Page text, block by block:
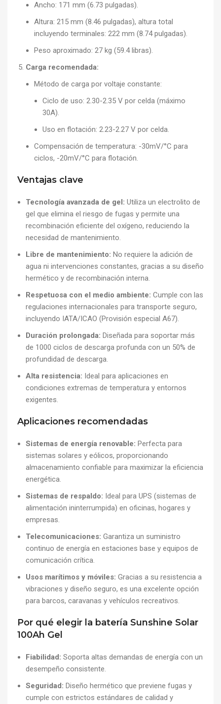
Ancho: 171 mm (6.73 pulgadas).
Altura: 215 mm (8.46 pulgadas), altura total
incluyendo terminales: 222 mm (8.74 pulgadas).
Peso aproximado: 27 kg (59.4 libras).
Carga recomendada:
Método de carga por voltaje constante:
Ciclo de uso: 2.30-2.35 V por celda (máximo
30A).
Uso en flotación: 2.23-2.27 V por celda.
Compensación de temperatura: -30mV/°C para
ciclos, -20mV/°C para flotación.
Ventajas clave
Tecnología avanzada de gel: Utiliza un electrolito de
gel que elimina el riesgo de fugas y permite una
recombinación eficiente del oxígeno, reduciendo la
necesidad de mantenimiento.
Libre de mantenimiento: No requiere la adición de
agua ni intervenciones constantes, gracias a su diseño
hermético y de recombinación interna.
Respetuosa con el medio ambiente: Cumple con las
regulaciones internacionales para transporte seguro,
incluyendo IATA/ICAO (Provisión especial A67).
Duración prolongada: Diseñada para soportar más
de 1000 ciclos de descarga profunda con un 50% de
profundidad de descarga.
Alta resistencia: Ideal para aplicaciones en
condiciones extremas de temperatura y entornos
exigentes.
Aplicaciones recomendadas
Sistemas de energía renovable: Perfecta para
sistemas solares y eólicos, proporcionando
almacenamiento confiable para maximizar la eficiencia
energética.
Sistemas de respaldo: Ideal para UPS (sistemas de
alimentación ininterrumpida) en oficinas, hogares y
empresas.
Telecomunicaciones: Garantiza un suministro
continuo de energía en estaciones base y equipos de
comunicación crítica.
Usos marítimos y móviles: Gracias a su resistencia a
vibraciones y diseño seguro, es una excelente opción
para barcos, caravanas y vehículos recreativos.
Por qué elegir la batería Sunshine Solar
100Ah Gel
Fiabilidad: Soporta altas demandas de energía con un
desempeño consistente.
Seguridad: Diseño hermético que previene fugas y
cumple con estrictos estándares de calidad y